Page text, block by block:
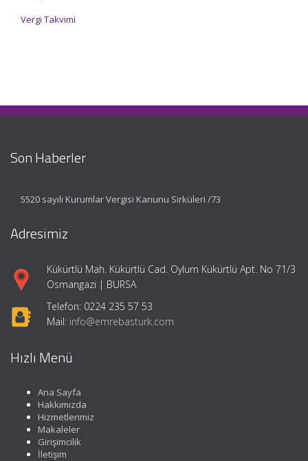
Vergi Takvimi
Son Haberler
5520 sayılı Kurumlar Vergisi Kanunu Sirküleri /73
Adresimiz
Kükürtlü Mah. Kükürtlü Cad. Oylum Kükürtlü Apt. No 71/3
Osmangazi | BURSA
Telefon: 0224 235 57 53
Mail: info@emrebasturk.com
Hızlı Menü
Ana Sayfa
Hakkımızda
Hizmetlerimiz
Makaleler
Girişimcilik
İletişim